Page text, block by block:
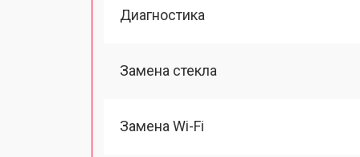
Диагностика
Замена стекла
Замена Wi-Fi